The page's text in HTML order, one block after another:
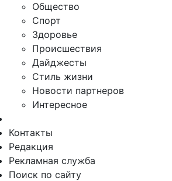
Общество
Спорт
Здоровье
Происшествия
Дайджесты
Стиль жизни
Новости партнеров
Интересное
Контакты
Редакция
Рекламная служба
Поиск по сайту